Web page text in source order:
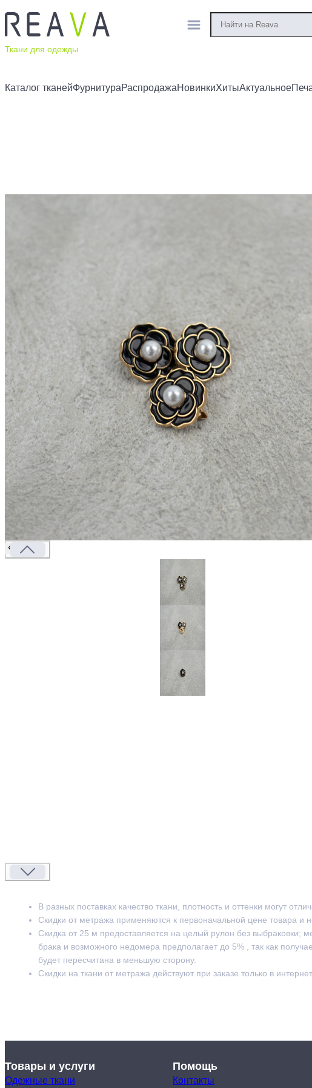
Ткани для одежды
Каталог тканейФурнитураРаспродажаНовинкиХитыАктуальное
В разных поставках качество ткани, плотность и оттенки могут
Скидки от метража применяются к первоначальной цене товара и
Скидка от 25 м предоставляется на целый рулон без выбраковки;
брака и возможного недомера предполагает до 5% , так как
будет пересчитана в меньшую сторону.
Скидки на ткани от метража действуют при заказе только в
Товары и услуги
Одежные ткани
Помощь
Контакты